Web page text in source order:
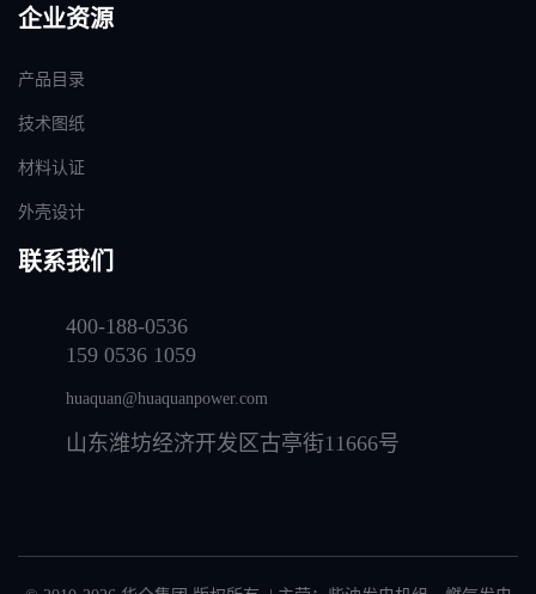
企业资源
产品目录
技术图纸
材料认证
外壳设计
联系我们
400-188-0536
159 0536 1059
huaquan@huaquanpower.com
山东潍坊经济开发区古亭街11666号